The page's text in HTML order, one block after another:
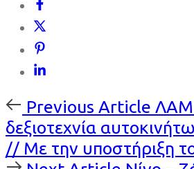
Previous
Article
Previous Article
δεξιοτεχνία
// Με την υποστήριξη